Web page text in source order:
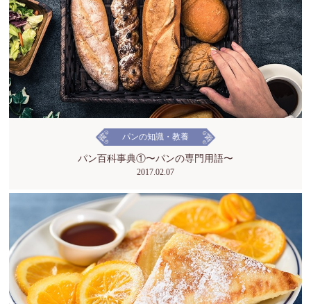
パンの知識・教養
パン百科事典①〜パンの専門用語〜
2017.02.07